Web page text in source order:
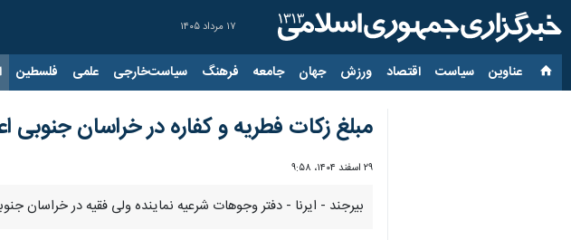
۱۷ مرداد ۱۴۰۵
عناوین‌ سیاست اقتصاد ورزش جهان جامعه فرهنگ سیاست‌خارجی علمی فلسطین
مبلغ زکات فطریه و کفاره در خراسان جنوبی
۲۹ اسفند ۱۴۰۴، ۹:۵۸
بیرجند - ایرنا - دفتر وجوهات شرعیه نماینده ولی فقیه در خراسان